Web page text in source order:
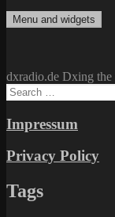
to
dxradio.de
DXing the world on
Menu and widgets
dxradio.de Dxing the
Search
for:
Impressum
Privacy Policy
Tags